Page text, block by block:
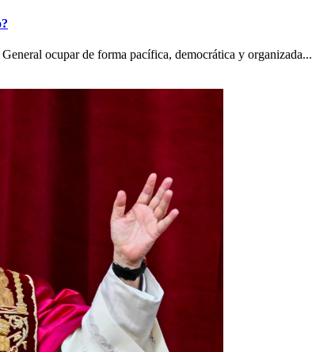
ocupar de forma pacífica, democrática y organizada...